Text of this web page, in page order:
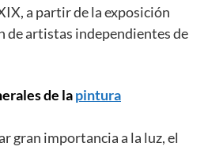
a partir de la exposición
de artistas independientes de
de lapintura
gran importancia a la luz, el